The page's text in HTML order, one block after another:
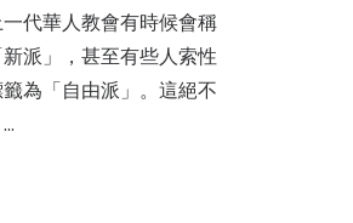
代華人教會有時候會稱
派」，甚至有些人索性
為「自由派」。這絕不